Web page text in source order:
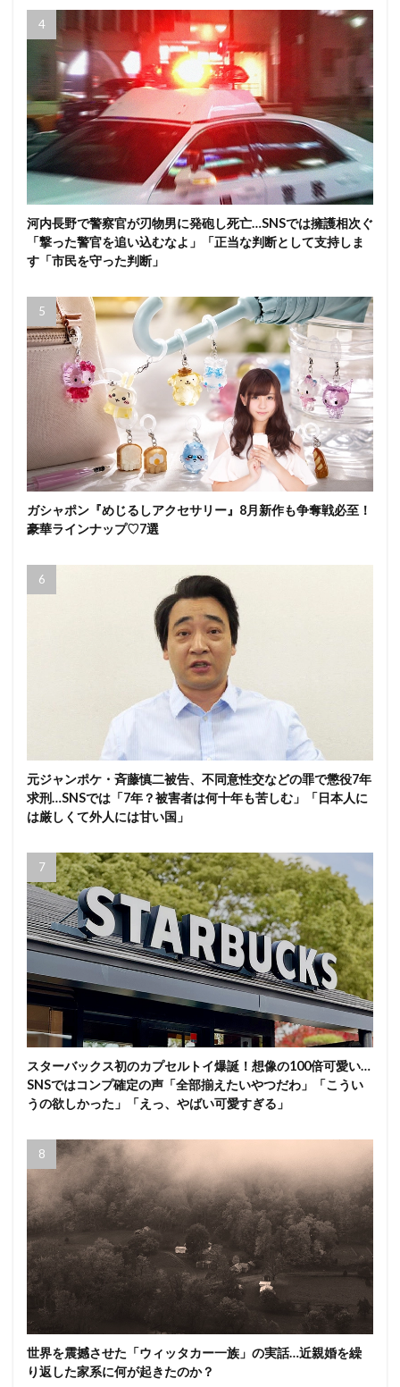
河内長野で警察官が刃物男に発砲し死亡…SNSでは擁護相次ぐ
「撃った警官を追い込むなよ」「正当な判断として支持しま
す「市民を守った判断」
ガシャポン『めじるしアクセサリー』8月新作も争奪戦必至！
豪華ラインナップ♡7選
元ジャンポケ・斉藤慎二被告、不同意性交などの罪で懲役7年
求刑…SNSでは「7年？被害者は何十年も苦しむ」「日本人に
は厳しくて外人には甘い国」
スターバックス初のカプセルトイ爆誕！想像の100倍可愛い…
SNSではコンプ確定の声「全部揃えたいやつだわ」「こうい
うの欲しかった」「えっ、やばい可愛すぎる」
世界を震撼させた「ウィッタカー一族」の実話…近親婚を繰
り返した家系に何が起きたのか？